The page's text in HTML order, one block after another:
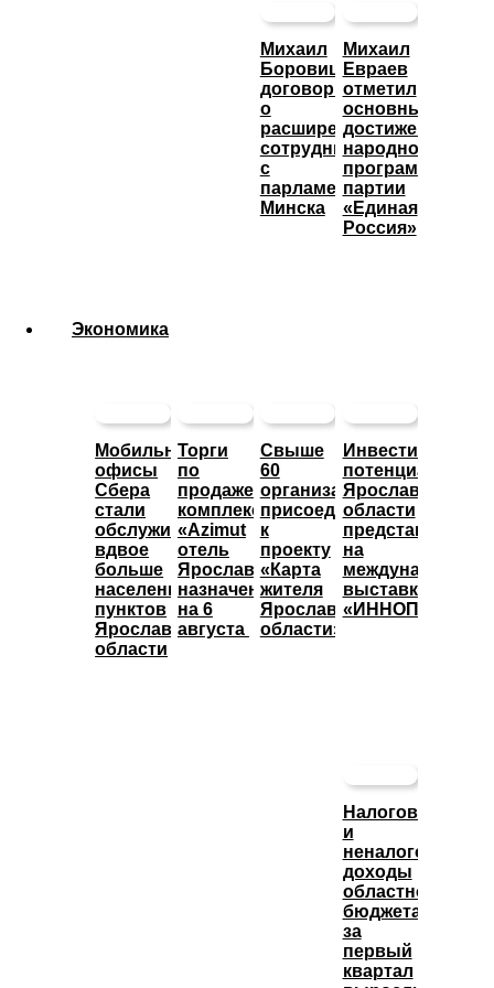
Михаил
Боровицкий
договорился
о
расширении
сотрудничества
с
парламентом
Минска
Михаил
Евраев
отметил
основные
достижения
народной
программы
партии
«Единая
Россия»
Экономика
Мобильные
офисы
Сбера
стали
обслуживать
вдвое
больше
населенных
пунктов
Ярославской
области
Торги
по
продаже
комплекса
«Azimut
отель
Ярославль»
назначены
на 6
августа
Свыше
60
организаций
присоединились
к
проекту
«Карта
жителя
Ярославской
области»
потенциал
Ярославской
области
представят
на
международной
выставке
«ИННОПРОМ»
Налоговые
и
неналоговые
доходы
областного
бюджета
за
первый
квартал